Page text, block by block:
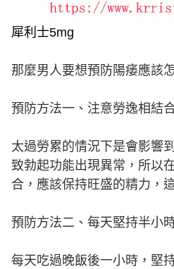
犀利士5mg
那麼男人要想預防陽痿應該
預防方法一、注意勞逸相結
太過勞累的情況下是會影響
致勃起功能出現異常，所以
合，應該保持旺盛的精力，
預防方法二、每天堅持半小
每天吃過晚飯後一小時，堅